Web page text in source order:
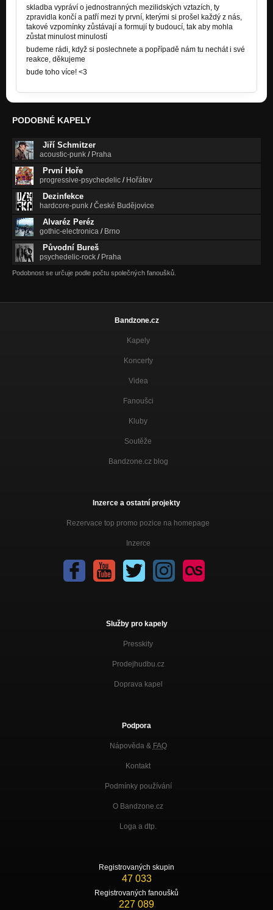
rez - pořezané srdce
Nezařazeno
rez - prolog
Nezařazeno
skladba vypráví o jednostranných mezilidských vztazích, ty
zpravidla končí a patří mezi ty první, kterými si prošel každý z nás,
takové vzpomínky zůstávají a formují ty budoucí, tak aby mohla
zůstat minulost minulostí
budeme rádi, když si poslechnete a popřípadě nám tu nechát i své
reakce, děkujeme
bude toho více! <3
PODOBNÉ KAPELY
Jiří Schmitzer
acoustic-punk / Praha
První Hoře
progressive-psychedelic / Hořátev
Dezinfekce
hardcore-punk /České Budějovice
Alvaréz Peréz
gothic-electronica / Brno
Původní Bureš
psychedelic-rock / Praha
Podobnost se určuje podle počtu společných fanoušků.
Bandzone.cz
Kapely
Koncerty
Videa
Fanoušci
Kluby
Soutěže
Bandzone.cz blog
Inzerce a ostatní projekty
Rezervace top promo pozice na homepage
Inzerce
Služby pro kapely
Presskity
Prodejhudbu.cz
Doprava kapel
Podpora
Nápověda & FAQ
Kontakt
Podmínky používání
O Bandzone.cz
Loga a dtp.
Registrovaných skupin
47 033
Registrovaných fanoušků
227 089